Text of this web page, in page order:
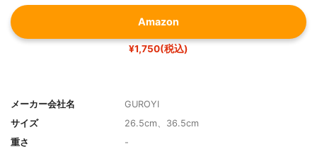
Amazon
¥1,750(税込)
メーカー会社名
GUROYI
サイズ
26.5cm、36.5cm
重さ
-